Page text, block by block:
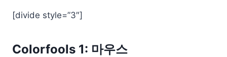
[divide style=”3″]
Colorfools 1: 마우스